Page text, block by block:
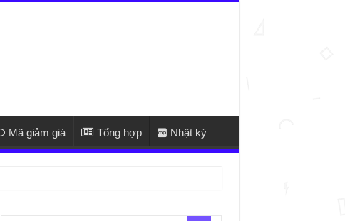
Mã giảm giá Tổng hợp Nhật ký